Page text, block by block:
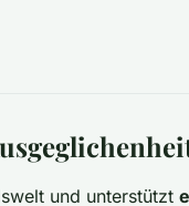
und unterstützt